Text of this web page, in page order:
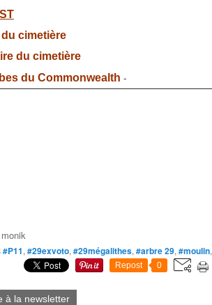
cimetière
du cimetière
du Commonwealth -
monik
#P11, #29exvoto, #29mégalithes, #arbre 29, #moulin,
Repost 0
à la newsletter